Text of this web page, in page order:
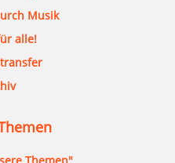
Musik
alle!